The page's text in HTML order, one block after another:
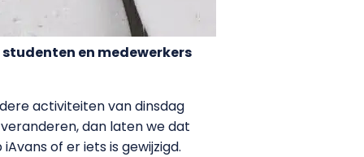
en medewerkers
activiteiten van dinsdag
dan laten we dat
of er iets is gewijzigd.